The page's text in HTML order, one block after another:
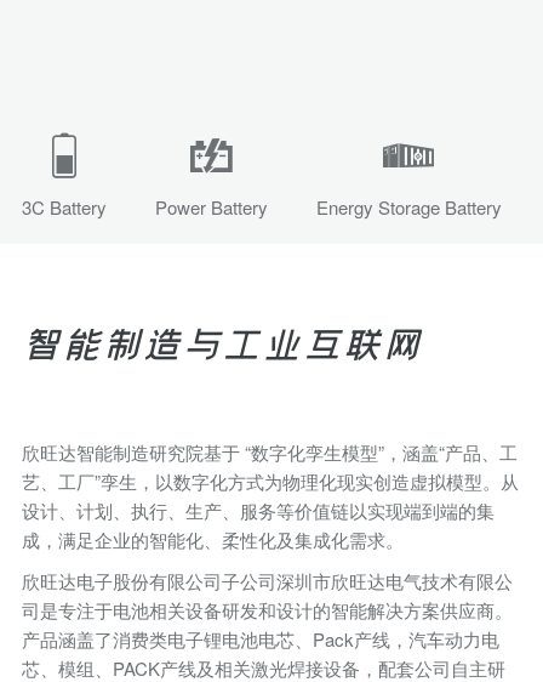
3C Battery Power Battery Energy Storage Battery
智能制造与工业互联网
欣旺达智能制造研究院基于 “数字化孪生模型”，涵盖“产品、工
艺、工厂”孪生，以数字化方式为物理化现实创造虚拟模型。从
设计、计划、执行、生产、服务等价值链以实现端到端的集
成，满足企业的智能化、柔性化及集成化需求。
欣旺达电子股份有限公司子公司深圳市欣旺达电气技术有限公
司是专注于电池相关设备研发和设计的智能解决方案供应商。
产品涵盖了消费类电子锂电池电芯、Pack产线，汽车动力电
芯、模组、PACK产线及相关激光焊接设备，配套公司自主研